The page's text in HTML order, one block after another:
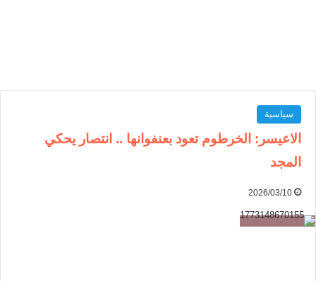
سياسية
الاعيسر: الخرطوم تعود بعنفوانها .. انتصار يحكي
المجد
2026/03/10